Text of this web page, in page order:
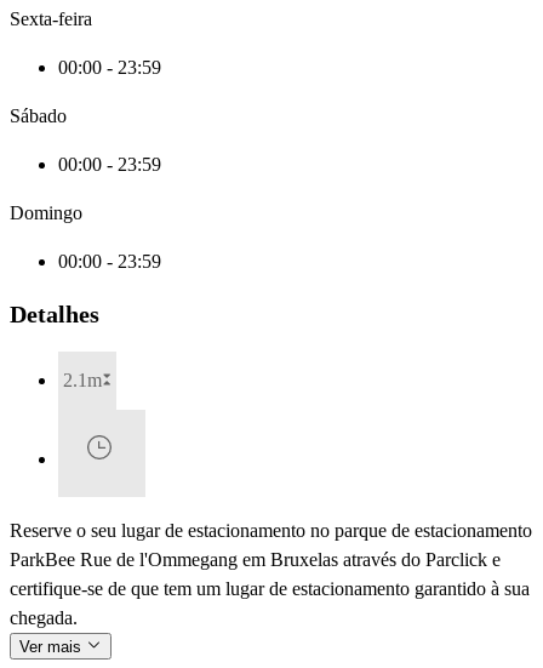
Sexta-feira
00:00 - 23:59
Sábado
00:00 - 23:59
Domingo
00:00 - 23:59
Detalhes
2.1m
Reserve o seu lugar de estacionamento no parque de estacionamento
ParkBee Rue de l'Ommegang em Bruxelas através do Parclick e
certifique-se de que tem um lugar de estacionamento garantido à sua
chegada.
Ver mais